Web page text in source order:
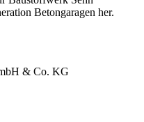
Betongaragen her.
& Co. KG